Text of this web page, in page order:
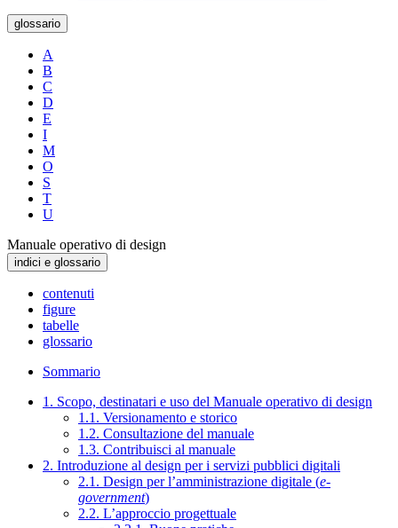
glossario
A
B
C
D
E
I
M
O
S
T
U
Manuale operativo di design
indici e glossario
contenuti
figure
tabelle
glossario
Sommario
1. Scopo, destinatari e uso del Manuale operativo di design
1.1. Versionamento e storico
1.2. Consultazione del manuale
1.3. Contribuisci al manuale
2. Introduzione al design per i servizi pubblici digitali
2.1. Design per l’amministrazione digitale (e-
government)
2.2. L’approccio progettuale